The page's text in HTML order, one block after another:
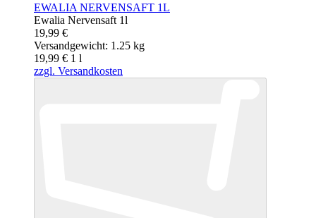
EWALIA NERVENSAFT 1L
Ewalia Nervensaft 1l
19,99 €
Versandgewicht: 1.25 kg
19,99 € 1 l
zzgl. Versandkosten